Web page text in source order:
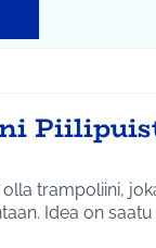
trampoliini,
kaiken ikäisiä liikuntaan. Idea on